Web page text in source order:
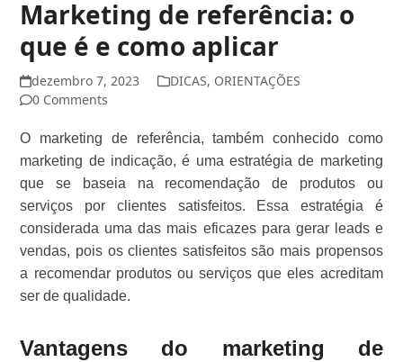
Marketing de referência: o
que é e como aplicar
dezembro 7, 2023 DICAS, ORIENTAÇÕES
0 Comments
O marketing de referência, também conhecido como
marketing de indicação, é uma estratégia de marketing
que se baseia na recomendação de produtos ou
serviços por clientes satisfeitos. Essa estratégia é
considerada uma das mais eficazes para gerar leads e
vendas, pois os clientes satisfeitos são mais propensos
a recomendar produtos ou serviços que eles acreditam
ser de qualidade.
Vantagens do marketing de